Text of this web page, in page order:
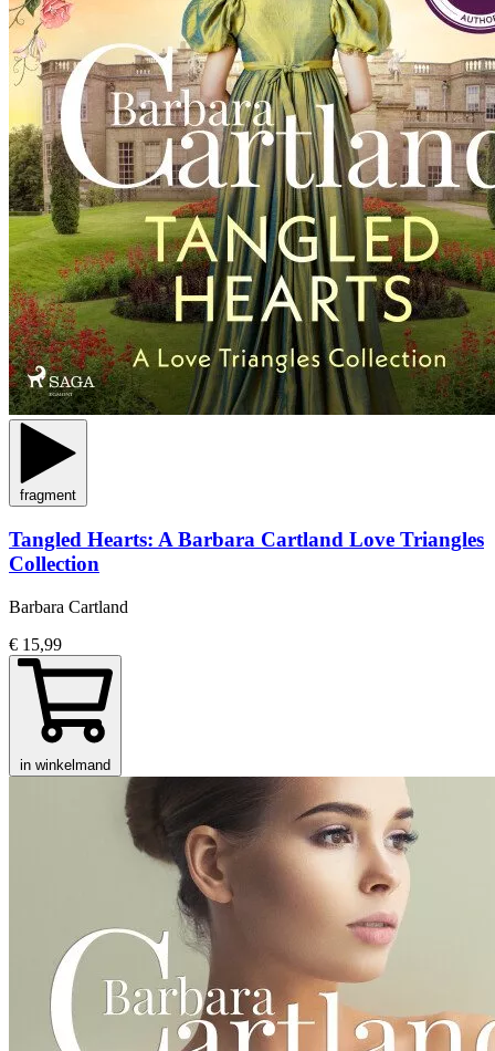
fragment
Tangled Hearts: A Barbara Cartland Love Triangles
Collection
Barbara Cartland
€ 15,99
in winkelmand